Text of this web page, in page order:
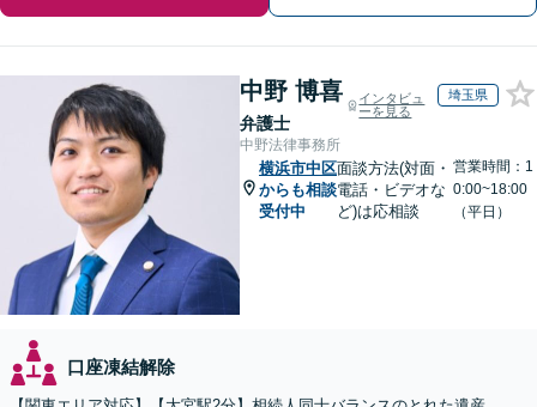
中野 博喜
弁護士
インタビュ
ーを見る
埼玉県
中野法律事務所
横浜市中区
からも相談
受付中
面談方法(対面・
電話・ビデオな
ど)は応相談
営業時間：1
0:00~18:00
（平日）
口座凍結解除